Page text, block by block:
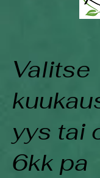
Valitse
yys tai
6kk pa